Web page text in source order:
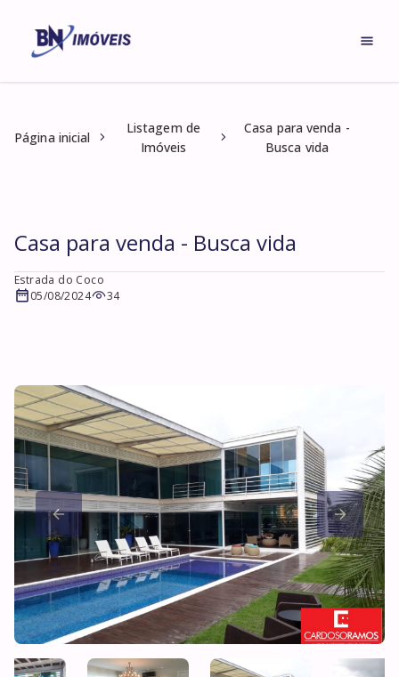
Página inicial
Listagem de
Imóveis
Casa para venda -
Busca vida
Casa para venda - Busca vida
Estrada do Coco
05/08/2024
34